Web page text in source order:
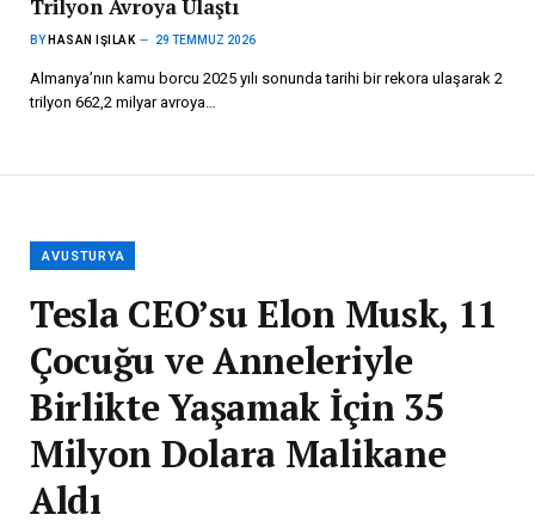
Trilyon Avroya Ulaştı
BY HASAN IŞILAK 29 TEMMUZ 2026
Almanya’nın kamu borcu 2025 yılı sonunda tarihi bir rekora ulaşarak 2
trilyon 662,2 milyar avroya…
AVUSTURYA
Tesla CEO’su Elon Musk, 11
Çocuğu ve Anneleriyle
Birlikte Yaşamak İçin 35
Milyon Dolara Malikane
Aldı